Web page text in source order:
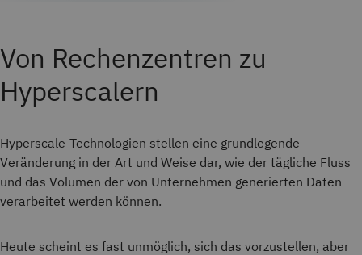
Von Rechenzentren zu
Hyperscalern
Hyperscale-Technologien stellen eine grundlegende
Veränderung in der Art und Weise dar, wie der tägliche Fluss
und das Volumen der von Unternehmen generierten Daten
verarbeitet werden können.
Heute scheint es fast unmöglich, sich das vorzustellen, aber